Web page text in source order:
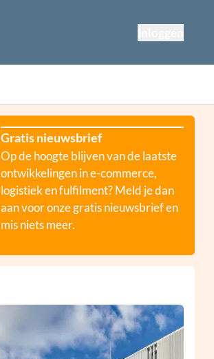
Gratis nieuwsbrief
Op de hoogte blijven van de laatste
ontwikkelingen in e-commerce,
logistiek en fulfilment? Meld je dan
aan voor onze gratis nieuwsbrief en
mis niets meer.